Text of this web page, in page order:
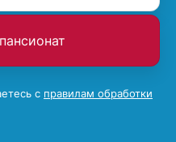
с правилам обработки